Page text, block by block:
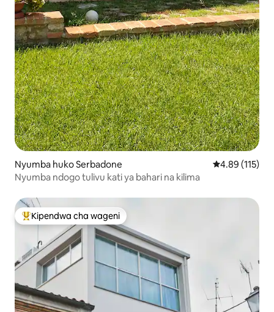
Nyumba huko Serbadone Ukadiriaji wa
4.89 (115)
Nyumba ndogo tulivu kati ya bahari na kilima
Kipendwa maarufu cha wageni
Kipendwa cha wageni